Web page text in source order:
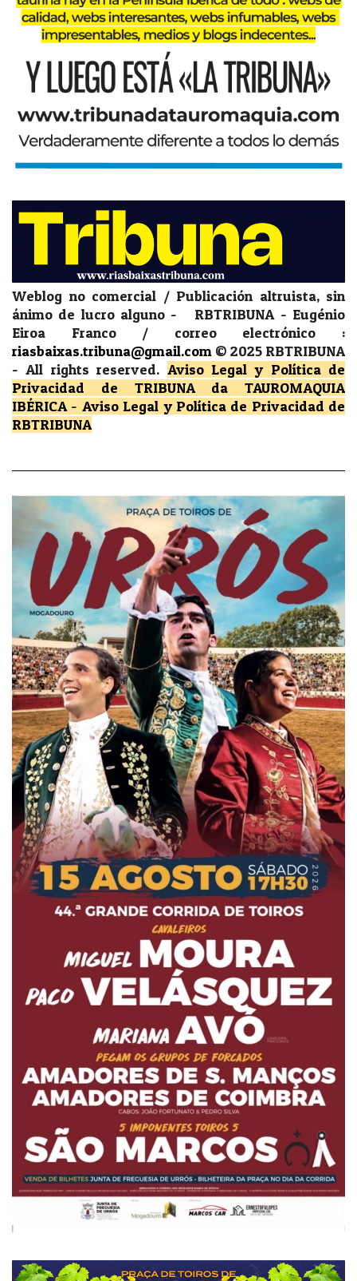
Weblog no comercial / Publicación altruista, sin
ánimo de lucro alguno - RBTRIBUNA - Eugénio
Eiroa Franco / correo electrónico :
riasbaixas.tribuna@gmail.com © 2025 RBTRIBUNA
-All rights reserved. Aviso Legal y Política de
Privacidad
de TRIBUNA da TAUROMAQUIA
IBÉRICA- Aviso Legal y Política de Privacidad de
RBTRIBUNA